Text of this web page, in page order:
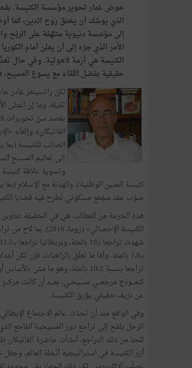
خوض غمار تحوير مؤسسة الكنيسة. بقصد
إلى مؤسّسة دنيوية متلهّفة على الربّح
الأمر الذي جرّه إلى أن يعلن أمام
الكنيسة هي أزمة لاهوتية. وفي حال
حقيقية بفضل اللقاء مع يسوع المسيح،
لكنّ راتسينغر غادر
ثقيلة. وما إن
بقصد سنّ تحويرات
الفاتيكان)، وإلغاء
الصائب للكنيسة (بما
إلى تعاليم المسيح
وتسوية علاقة
كنيسة الصين الوطنية)، والهدنة مع الإسلام
صوْب عقد مجْمَع مسكوني تُطرح فيه قضايا
هذه الحزمة من المطالب هي في الحقيقة
الكنيسة الإحصائي»
تراجعا بنسبة 10،2 بالمئة، وهو ما
كنمـــوذج مرجعـــي مسيحــي، بعـــد أن كانت
عن نزيف حقيقي يؤرق الكنيسة.
للحدّ من ذلك التراجع، أنشأت حاضرة الفاتيكان
أزر الكنيسة في استراتيجية أنْجَلة العالم،